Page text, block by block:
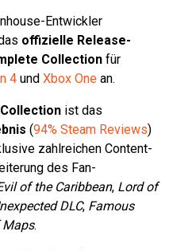
Entwickler
offizielle Release-
Collection für
4 und Xbox One an.
ist das
(94% Steam Reviews)
zahlreichen Content-
des Fan-
of the Caribbean, Lord of
DLC, Famous
.